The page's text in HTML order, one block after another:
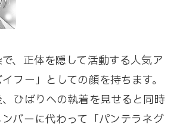
、正体を隠して活動する人気ア
フー」としての顔を持ちます。
ひばりへの執着を見せると同時
バーに代わって「パンテラネグ